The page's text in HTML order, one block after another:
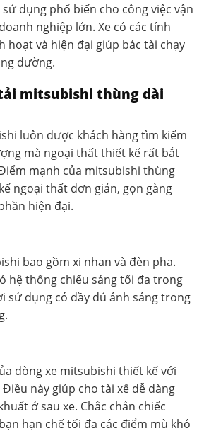
dụng phổ biến cho công việc vận
nghiệp lớn. Xe có các tính
hoạt và hiện đại giúp bác tài chạy
đường.
mitsubishi thùng dài
luôn được khách hàng tìm kiếm
mà ngoại thất thiết kế rất bắt
mạnh của mitsubishi thùng
ngoại thất đơn giản, gọn gàng
hiện đại.
bao gồm xi nhan và đèn pha.
hệ thống chiếu sáng tối đa trong
sử dụng có đầy đủ ánh sáng trong
dòng xe mitsubishi thiết kế với
này giúp cho tài xế dễ dàng
ở sau xe. Chắc chắn chiếc
hạn chế tối đa các điểm mù khó